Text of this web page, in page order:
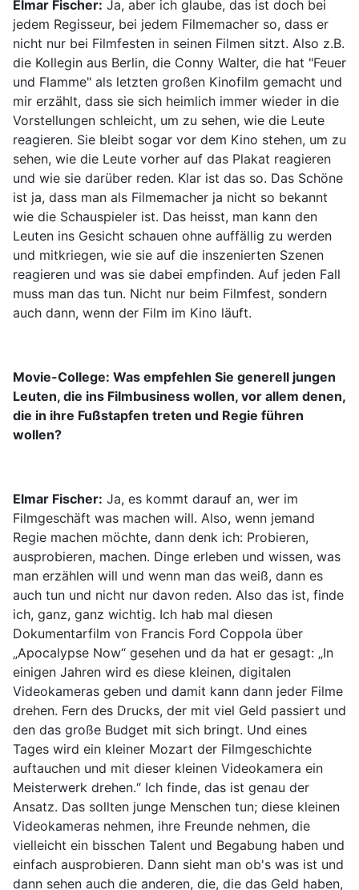
Elmar Fischer: Ja, aber ich glaube, das ist doch bei
jedem Regisseur, bei jedem Filmemacher so, dass er
nicht nur bei Filmfesten in seinen Filmen sitzt. Also z.B.
die Kollegin aus Berlin, die Conny Walter, die hat "Feuer
und Flamme" als letzten großen Kinofilm gemacht und
mir erzählt, dass sie sich heimlich immer wieder in die
Vorstellungen schleicht, um zu sehen, wie die Leute
reagieren. Sie bleibt sogar vor dem Kino stehen, um zu
sehen, wie die Leute vorher auf das Plakat reagieren
und wie sie darüber reden. Klar ist das so. Das Schöne
ist ja, dass man als Filmemacher ja nicht so bekannt
wie die Schauspieler ist. Das heisst, man kann den
Leuten ins Gesicht schauen ohne auffällig zu werden
und mitkriegen, wie sie auf die inszenierten Szenen
reagieren und was sie dabei empfinden. Auf jeden Fall
muss man das tun. Nicht nur beim Filmfest, sondern
auch dann, wenn der Film im Kino läuft.
Movie-College: Was empfehlen Sie generell jungen
Leuten, die ins Filmbusiness wollen, vor allem denen,
die in ihre Fußstapfen treten und Regie führen
wollen?
Elmar Fischer: Ja, es kommt darauf an, wer im
Filmgeschäft was machen will. Also, wenn jemand
Regie machen möchte, dann denk ich: Probieren,
ausprobieren, machen. Dinge erleben und wissen, was
man erzählen will und wenn man das weiß, dann es
auch tun und nicht nur davon reden. Also das ist, finde
ich, ganz, ganz wichtig. Ich hab mal diesen
Dokumentarfilm von Francis Ford Coppola über
„Apocalypse Now“ gesehen und da hat er gesagt: „In
einigen Jahren wird es diese kleinen, digitalen
Videokameras geben und damit kann dann jeder Filme
drehen. Fern des Drucks, der mit viel Geld passiert und
den das große Budget mit sich bringt. Und eines
Tages wird ein kleiner Mozart der Filmgeschichte
auftauchen und mit dieser kleinen Videokamera ein
Meisterwerk drehen.“ Ich finde, das ist genau der
Ansatz. Das sollten junge Menschen tun; diese kleinen
Videokameras nehmen, ihre Freunde nehmen, die
vielleicht ein bisschen Talent und Begabung haben und
einfach ausprobieren. Dann sieht man ob's was ist und
dann sehen auch die anderen, die, die das Geld haben,